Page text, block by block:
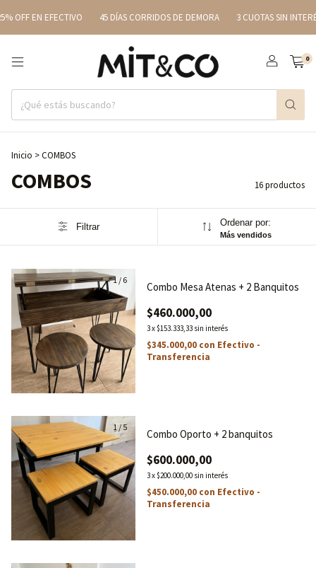
EFECTIVO 45 DÍAS CORRIDOS DE DEMORA 3 CUOTAS SIN INTERÉS
0
Inicio >COMBOS
COMBOS 16 productos
Filtrar Ordenar por:
Más vendidos
1 / 6
Combo Mesa Atenas + 2 Banquitos
$460.000,00
3x $153.333,33 sin interés
$345.000,00 con Efectivo -
Transferencia
1/5
Combo Oporto + 2 banquitos
$600.000,00
3x $200.000,00 sin interés
$450.000,00 con Efectivo -
Transferencia